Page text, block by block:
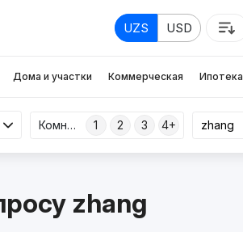
UZS USD
Дома и участки Коммерческая Ипотека
Комнаты 1 2 3 4+
zhang